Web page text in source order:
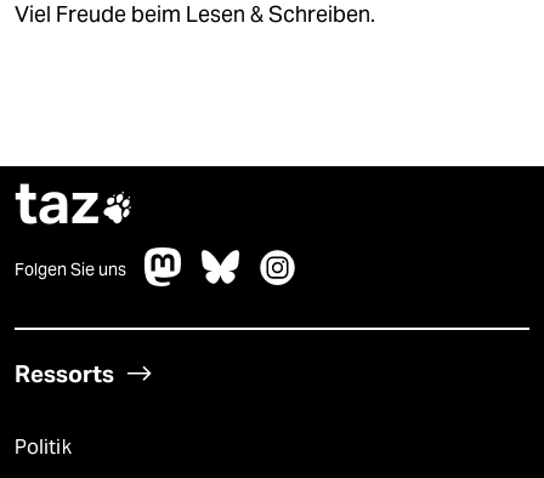
Viel Freude beim Lesen & Schreiben.
taz
Folgen Sie uns
Ressorts
Politik